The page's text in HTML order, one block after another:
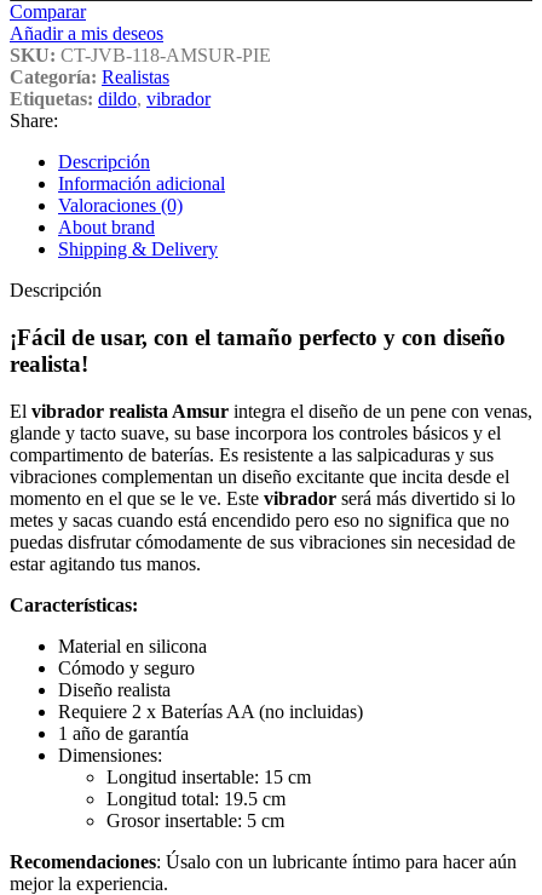
Comparar
Añadir a mis deseos
SKU: CT-JVB-118-AMSUR-PIE
Categoría: Realistas
Etiquetas: dildo, vibrador
Share:
Descripción
Información adicional
Valoraciones (0)
About brand
Shipping & Delivery
Descripción
¡Fácil de usar, con el tamaño perfecto y con diseño
realista!
El vibrador realista Amsur integra el diseño de un pene con venas,
glande y tacto suave, su base incorpora los controles básicos y el
compartimento de baterías. Es resistente a las salpicaduras y sus
vibraciones complementan un diseño excitante que incita desde el
momento en el que se le ve. Este vibrador será más divertido si lo
metes y sacas cuando está encendido pero eso no significa que no
puedas disfrutar cómodamente de sus vibraciones sin necesidad de
estar agitando tus manos.
Características:
Material en silicona
Cómodo y seguro
Diseño realista
Requiere 2 x Baterías AA (no incluidas)
1 año de garantía
Dimensiones:
Longitud insertable: 15 cm
Longitud total: 19.5 cm
Grosor insertable: 5 cm
Recomendaciones: Úsalo con un lubricante íntimo para hacer aún
mejor la experiencia.